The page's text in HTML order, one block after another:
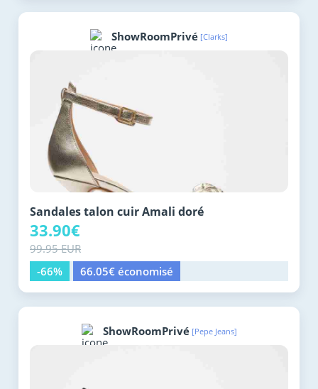
ShowRoomPrivé [Clarks]
Sandales talon cuir Amali doré
33.90€
99.95 EUR
-66%
66.05€ économisé
ShowRoomPrivé [Pepe Jeans]